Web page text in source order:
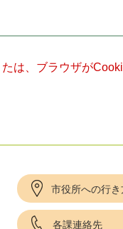
は、ブラウザが
市役所への行き
各課連絡先